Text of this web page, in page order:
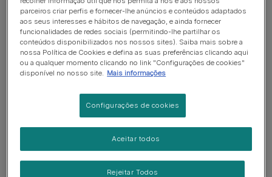
Felix Crispies Snacks Aromatizado com
Salmão e Truta
Average:4 ( 1vote)
Alimento complementar para gatos adultos.
Com Proteínas, Vitaminas e Ácidos gordos Ómega 6
para ajudar o seu gato a viver uma vida saudável e
feliz. Sinta-se bem quando o mima com Felix
parceiros criar perfis e fornecer-lhe anúncios e conteúdos adaptados
aos seus interesses e hábitos de navegação, e ainda fornecer
funcionalidades de redes sociais (permitindo-lhe partilhar os
conteúdos disponibilizados nos nossos sites). Saiba mais sobre a
nossa Política de Cookies e defina as suas preferências clicando aqui
ou a qualquer momento clicando no link "Configurações de cookies"
disponível no nosso site.
Mais informações
Configurações de cookies
Rejeitar Todos
Aceitar todos